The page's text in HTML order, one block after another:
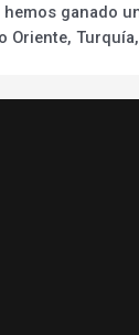
ganado
Oriente,